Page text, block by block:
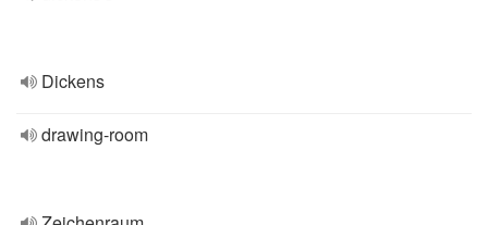
Dickens
drawing-room